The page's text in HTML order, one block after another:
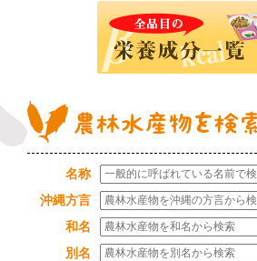
名称
沖縄方言
和名
別名